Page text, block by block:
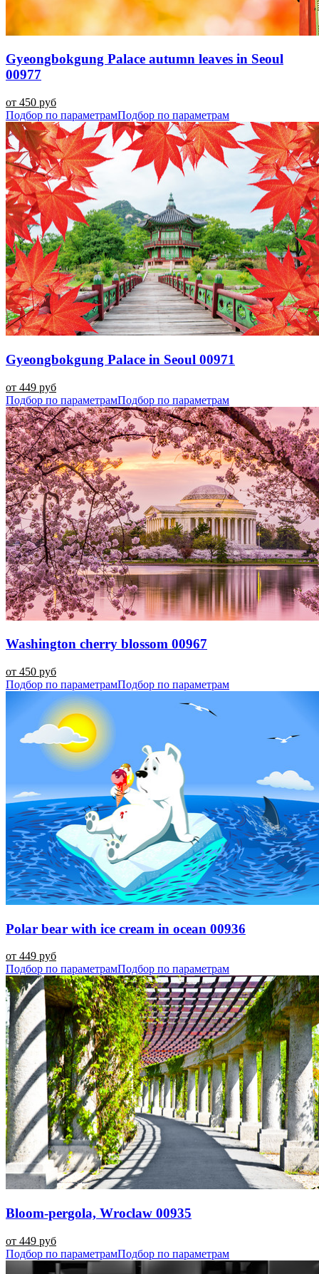
Gyeongbokgung Palace autumn leaves in Seoul
00977
от 450 руб
Подбор по параметрамПодбор по параметрам
Gyeongbokgung Palace in Seoul 00971
от 449 руб
Подбор по параметрамПодбор по параметрам
Washington cherry blossom 00967
от 450 руб
Подбор по параметрамПодбор по параметрам
Polar bear with ice cream in ocean 00936
от 449 руб
Подбор по параметрамПодбор по параметрам
Bloom-pergola, Wroclaw 00935
от 449 руб
Подбор по параметрамПодбор по параметрам